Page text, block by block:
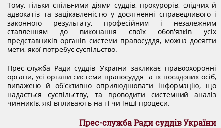
Тому, тільки спільними діями суддів, прокурорів, слідчих й
адвокатів та зацікавленістю у досягненні справедливого і
законного результату, професійним і незалежним
ставленням до виконання своїх обов'язків усіх
представників органів системи правосуддя, можна досягти
мети, якої потребує суспільство.
Прес-служба Ради суддів України закликає правоохоронні
органи, усі органи системи правосуддя та їх посадових осіб,
виважено й об'єктивно оприлюднювати інформацію, що
надається суспільству, та проводити системний аналіз
чинників, які впливають на ті чи інші процеси.
Прес-служба Ради суддів України